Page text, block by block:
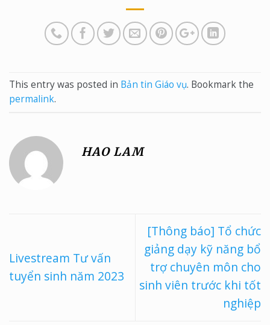
This entry was posted in Bản tin Giáo vụ. Bookmark the
permalink.
HAO LAM
Livestream Tư vấn
tuyển sinh năm 2023
[Thông báo] Tổ chức
giảng dạy kỹ năng bổ
trợ chuyên môn cho
sinh viên trước khi tốt
nghiệp